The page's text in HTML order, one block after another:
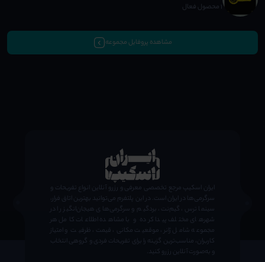
1 محصول فعال
مشاهده پروفایل مجموعه
ایران اسکیپ مرجع تخصصی معرفی و رزرو آنلاین انواع تفریحات و
سرگرمی‌ها در ایران است. در این پلتفرم می‌توانید بهترین اتاق فرار،
سینما ترس، گیم‌نت، بردگیم و سرگرمی‌های هیجان‌انگیز را در
شهرهای مختلف پیدا کرده و با مشاهده اطلاعات کامل هر
مجموعه شامل ژانر، موقعیت مکانی، قیمت، ظرفیت و امتیاز
کاربران، مناسب‌ترین گزینه را برای تفریحات فردی و گروهی انتخاب
و به‌صورت آنلاین رزرو کنید.